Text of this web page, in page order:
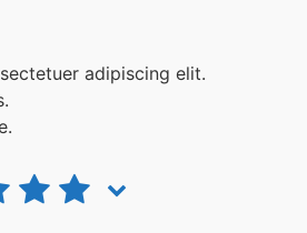
adipiscing elit.